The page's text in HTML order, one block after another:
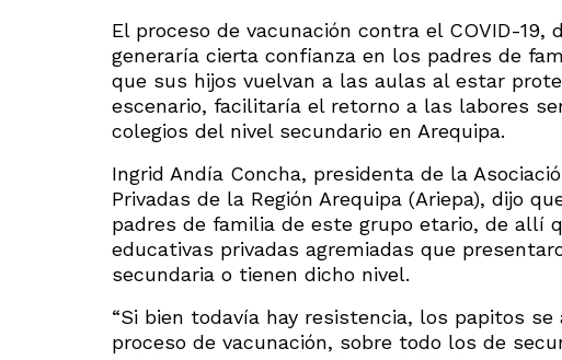
El proceso de vacunación contra el COVID-19,
generaría cierta confianza en los padres de
que sus hijos vuelvan a las aulas al estar
escenario, facilitaría el retorno a las labores
colegios del nivel secundario en Arequipa.
Ingrid Andía Concha, presidenta de la
Privadas de la Región Arequipa (Ariepa), dijo
padres de familia de este grupo etario, de allí
educativas privadas agremiadas que
secundaria o tienen dicho nivel.
“Si bien todavía hay resistencia, los papitos
proceso de vacunación, sobre todo los de